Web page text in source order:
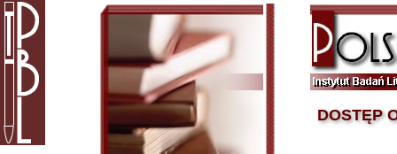
DOSTĘP